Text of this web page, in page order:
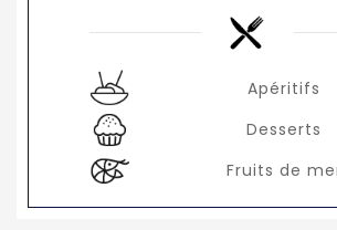
Apéritifs
Desserts
Fruits de